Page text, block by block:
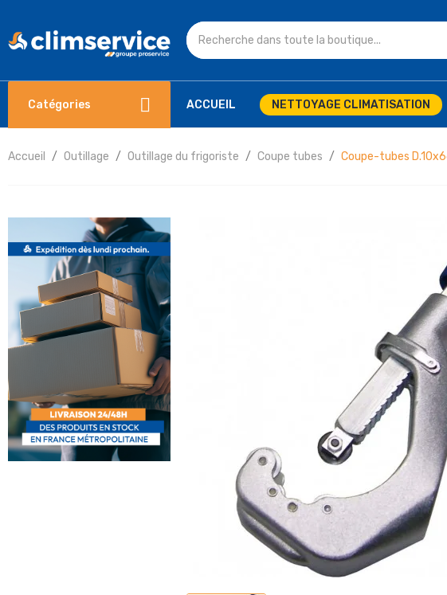
Catégories ACCUEIL NETTOYAGE CLIMATISATION
Accueil Outillage Outillage du frigoriste Coupe tubes Coupe-tubes